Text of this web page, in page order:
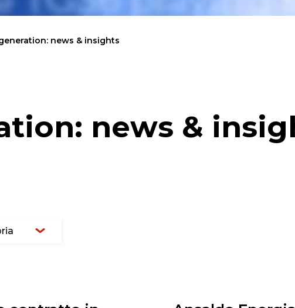
news & insights
news &